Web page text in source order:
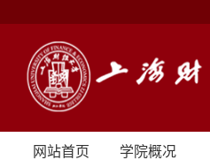
网站首页 学院概况